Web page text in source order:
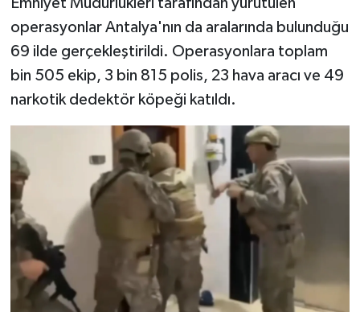
operasyonlar Antalya'nın da aralarında bulunduğu
69 ilde gerçekleştirildi. Operasyonlara toplam
bin 505 ekip, 3 bin 815 polis, 23 hava aracı ve 49
narkotik dedektör köpeği katıldı.